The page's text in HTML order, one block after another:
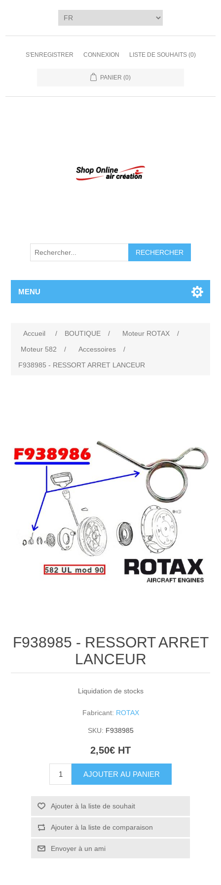
S'ENREGISTRER CONNEXION LISTE DE SOUHAITS (0)
PANIER (0)
RECHERCHER
MENU
Accueil / BOUTIQUE / Moteur ROTAX
/
Moteur 582
/ Accessoires
/
F938985 - RESSORT ARRET LANCEUR
F938985 - RESSORT ARRET
LANCEUR
Liquidation de stocks
Fabricant: ROTAX
SKU: F938985
2,50€ HT
AJOUTER AU PANIER
Ajouter à la liste de souhait
Ajouter à la liste de comparaison
Envoyer à un ami